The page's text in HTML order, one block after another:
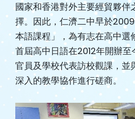
國家和香港對外主要經貿夥伴
擇。因此，仁濟二中早於
本語課程」，為有志在高中選
首屆高中日語在2012年開辦
官員及學校代表訪校觀課，並
深入的教學協作進行磋商。